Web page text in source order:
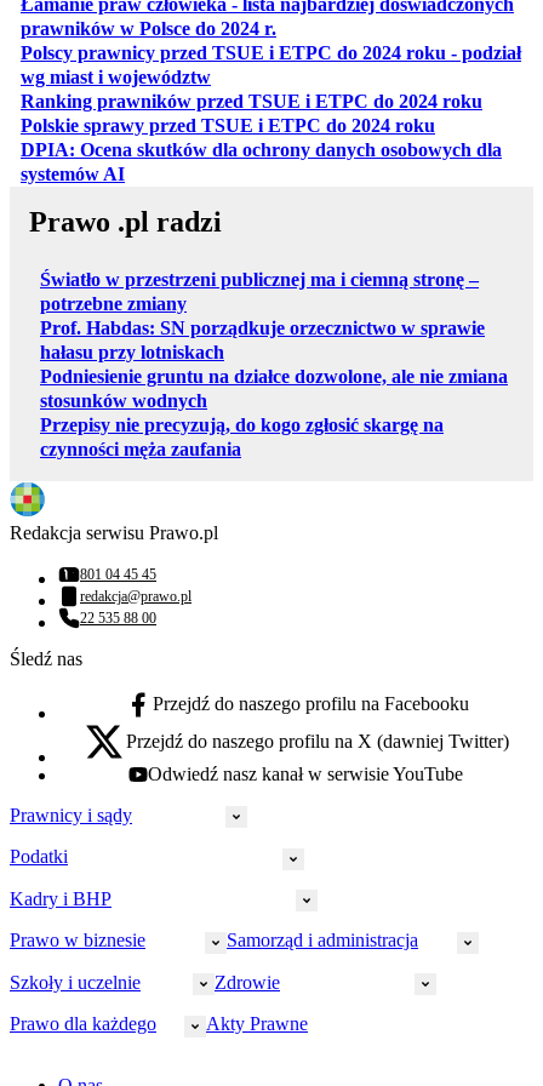
prawników w Polsce do 2024 r.
Polscy prawnicy przed TSUE i ETPC do 2024 roku - podział
wg miast i województwotwiera się w nowej karcie
Ranking prawników przed TSUE i ETPC do 2024 roku
Polskie sprawy przed TSUE i ETPC do 2024 roku
DPIA: Ocena skutków dla ochrony danych osobowych dla
systemów AIotwiera się w nowej karcie
Prawo .pl radzi
Światło w przestrzeni publicznej ma i ciemną stronę –
potrzebne zmiany
Prof. Habdas: SN porządkuje orzecznictwo w sprawie
hałasu przy lotniskach
Podniesienie gruntu na działce dozwolone, ale nie zmiana
stosunków wodnych
Przepisy nie precyzują, do kogo zgłosić skargę na
czynności męża zaufania
Redakcja serwisu Prawo.pl
Numer telefonu:
801 04 45 45
Adres email:
redakcja@prawo.pl
Numer telefonu:
22 535 88 00
Śledź nas
facebook - otwiera się w nowej karcie
Przejdź do naszego profilu na Facebooku
x - otwiera się w nowej karcie
Przejdź do naszego profilu na X (dawniej Twitter)
youtube - otwiera się w nowej karcie
Odwiedź nasz kanał w serwisie YouTube
Prawnicy i sądy
Prawnicy
Policja
Strefa aplikanta
Sędziowie
Podatki
CIT
Akcyza
Rachunkowość
Kadry i BHP
HR
Ubezpieczenia społeczne
Prawo w biznesie
Małe i średnie firmy
Samorząd i administracja
Bezpieczeństwo publiczne
Szkoły i uczelnie Zdrowie
Prawo dla każdego Akty Prawne